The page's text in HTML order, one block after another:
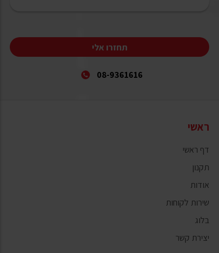
תחזרו אלי
08-9361616
ראשי
דף ראשי
תקנון
אודות
שירות לקוחות
בלוג
יצירת קשר